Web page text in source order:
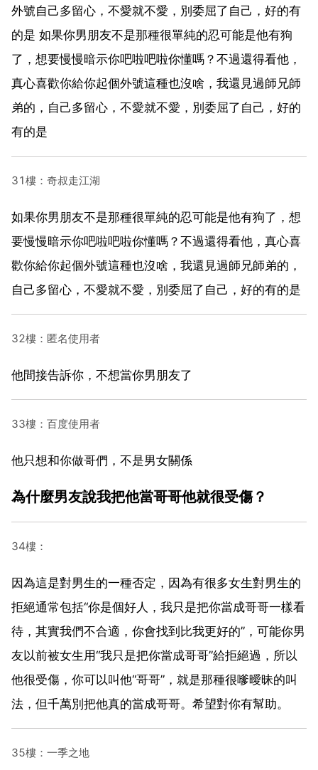
外號自己多留心，不愛就不愛，別委屈了自己，好的有
的是 如果你男朋友不是那種很單純的忍可能是他有狗
了，想要慢慢暗示你吧啦吧啦你懂嗎？不過還得看他，
真心喜歡你給你起個外號這種也沒啥，我還見過師兄師
弟的，自己多留心，不愛就不愛，別委屈了自己，好的
有的是
31樓：奇叔走江湖
如果你男朋友不是那種很單純的忍可能是他有狗了，想
要慢慢暗示你吧啦吧啦你懂嗎？不過還得看他，真心喜
歡你給你起個外號這種也沒啥，我還見過師兄師弟的，
自己多留心，不愛就不愛，別委屈了自己，好的有的是
32樓：匿名使用者
他間接告訴你，不想當你男朋友了
33樓：百度使用者
他只想和你做哥們，不是男女關係
為什麼男友說我把他當哥哥他就很受傷？
34樓：
因為這是對男生的一種否定，因為有很多女生對男生的
拒絕通常包括“你是個好人，我只是把你當成哥哥一樣看
待，其實我們不合適，你會找到比我更好的”，可能你男
友以前被女生用“我只是把你當成哥哥”給拒絕過，所以
他很受傷，你可以叫他“哥哥”，就是那種很嗲曖昧的叫
法，但千萬別把他真的當成哥哥。希望對你有幫助。
35樓：一季之地